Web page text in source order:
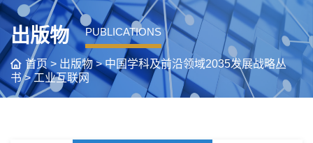
出版物 PUBLICATIONS
首页 > 出版物>中国学科及前沿领域2035发展战略丛
书>工业互联网